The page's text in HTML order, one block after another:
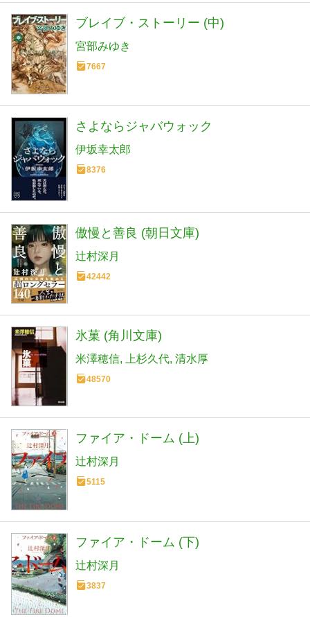
ブレイブ・ストーリー (中)
宮部みゆき
7667
さよならジャバウォック
伊坂幸太郎
8376
傲慢と善良 (朝日文庫)
辻村深月
42442
氷菓 (角川文庫)
米澤穂信 上杉久代 清水厚
48570
ファイア・ドーム (上)
辻村深月
5115
ファイア・ドーム (下)
辻村深月
3837